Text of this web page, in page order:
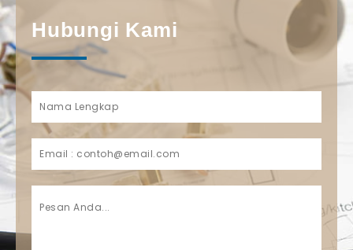
Hubungi Kami